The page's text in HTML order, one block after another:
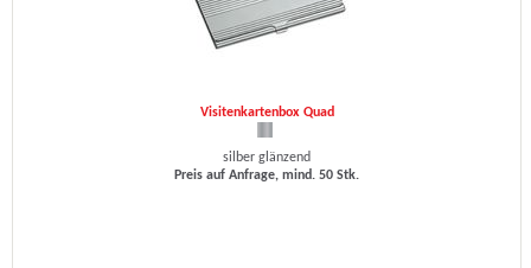
Visitenkartenbox Quad
silber glänzend
Preis auf Anfrage, mind. 50 Stk.